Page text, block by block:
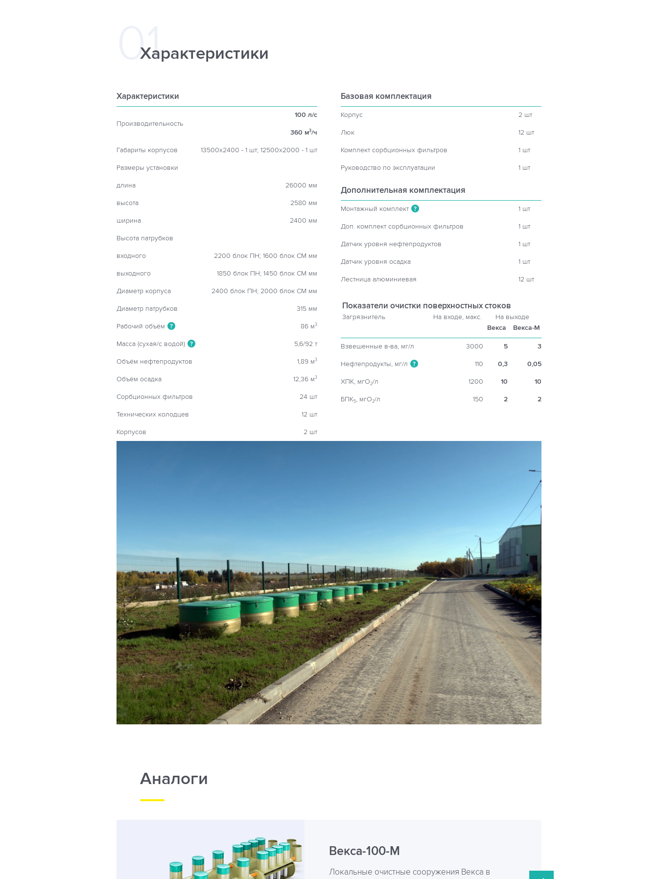
Характеристики
Характеристики
Производительность
100 л/с
360 м3/ч
Габариты корпусов 13500х2400 - 1 шт; 12500х2000 - 1 шт
Размеры установки
длина 26000 мм
высота 2580 мм
ширина 2400 мм
Высота патрубков
входного 2200 блок ПН; 1600 блок СМ мм
выходного 1850 блок ПН; 1450 блок СМ мм
Диаметр корпуса 2400 блок ПН; 2000 блок СМ мм
Диаметр патрубков 315 мм
Рабочий объём ? 86 м3
Масса (сухая/с водой) ? 5,6/92 т
Объём нефтепродуктов 1,89 м3
Объём осадка 12,36 м3
Сорбционных фильтров 24 шт
Технических колодцев 12 шт
Корпусов 2 шт
Базовая комплектация
Корпус 2 шт
Люк 12 шт
Комплект сорбционных фильтров 1 шт
Руководство по эксплуатации 1 шт
Дополнительная комплектация
Монтажный комплект ? 1 шт
Доп. комплект сорбционных фильтров 1 шт
Датчик уровня нефтепродуктов 1 шт
Датчик уровня осадка 1 шт
Лестница алюминиевая 12 шт
Показатели очистки поверхностных стоков
Загрязнитель На входе, макс.
На выходе
Векса
Векса-М
Взвешенные в-ва, мг/л 3000 5 3
Нефтепродукты, мг/л ? 110 0,3 0,05
ХПК, мгO2/л 1200 10 10
БПК5, мгO2/л 150 2 2
Аналоги
Векса-100-М
Локальные очистные сооружения Векса в